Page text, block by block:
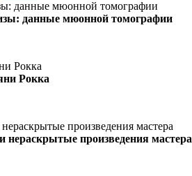
данные мюонной томографии
Рокка
произведения мастера